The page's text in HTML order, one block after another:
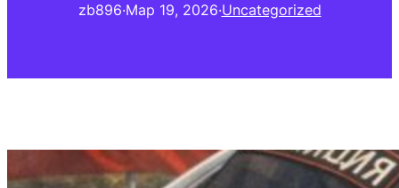
zb896·Мар 19, 2026·Uncategorized